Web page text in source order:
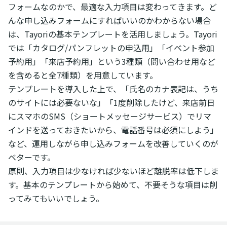
フォームなのかで、最適な入力項目は変わってきます。ど
んな申し込みフォームにすればいいのかわからない場合
は、Tayoriの基本テンプレートを活用しましょう。Tayori
では「カタログ/パンフレットの申込用」「イベント参加
予約用」「来店予約用」という3種類（問い合わせ用など
を含めると全7種類）を用意しています。
テンプレートを導入した上で、「氏名のカナ表記は、うち
のサイトには必要ないな」「1度削除したけど、来店前日
にスマホのSMS（ショートメッセージサービス）でリマ
インドを送っておきたいから、電話番号は必須にしよう」
など、運用しながら申し込みフォームを改善していくのが
ベターです。
原則、入力項目は少なければ少ないほど離脱率は低下しま
す。基本のテンプレートから始めて、不要そうな項目は削
ってみてもいいでしょう。